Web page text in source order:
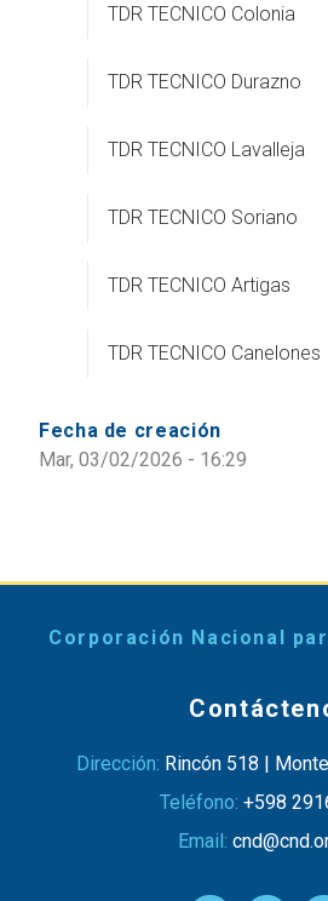
TDR TECNICO Colonia
TDR TECNICO Durazno
TDR TECNICO Lavalleja
TDR TECNICO Soriano
TDR TECNICO Artigas
TDR TECNICO Canelones
Fecha de creación
Mar, 03/02/2026 - 16:29
Corporación Nacional
Dirección: Rincón 518 |
Teléfono: +598
Email: